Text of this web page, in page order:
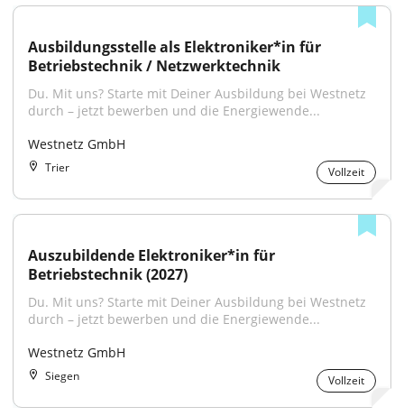
Ausbildungsstelle als Elektroniker*in für
Betriebstechnik / Netzwerktechnik
Du. Mit uns? Starte mit Deiner Ausbildung bei Westnetz
durch – jetzt bewerben und die Energiewende...
Westnetz GmbH
Trier Vollzeit
Auszubildende Elektroniker*in für
Betriebstechnik (2027)
Du. Mit uns? Starte mit Deiner Ausbildung bei Westnetz
durch – jetzt bewerben und die Energiewende...
Westnetz GmbH
Siegen Vollzeit